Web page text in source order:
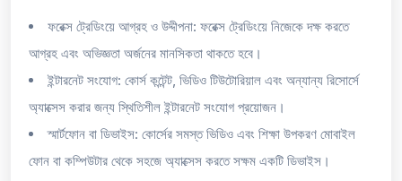
ফরেক্স ট্রেডিংয়ে আগ্রহ ও উদ্দীপনা: ফরেক্স ট্রেডিংয়ে নিজেকে দক্ষ করতে
আগ্রহ এবং অভিজ্ঞতা অর্জনের মানসিকতা থাকতে হবে।
ইন্টারনেট সংযোগ: কোর্স কন্টেন্ট, ভিডিও টিউটোরিয়াল এবং অন্যান্য রিসোর্সে
অ্যাক্সেস করার জন্য স্থিতিশীল ইন্টারনেট সংযোগ প্রয়োজন।
স্মার্টফোন বা ডিভাইস: কোর্সের সমস্ত ভিডিও এবং শিক্ষা উপকরণ মোবাইল
ফোন বা কম্পিউটার থেকে সহজে অ্যাক্সেস করতে সক্ষম একটি ডিভাইস।